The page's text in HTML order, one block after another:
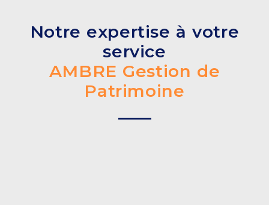
Notre expertise à votre
service
AMBRE Gestion de
Patrimoine